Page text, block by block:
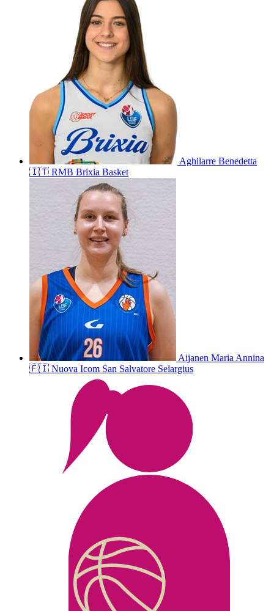
Aghilarre Benedetta
🇮🇹 RMB Brixia Basket
Aijanen Maria Annina
🇫🇮 Nuova Icom San Salvatore Selargius